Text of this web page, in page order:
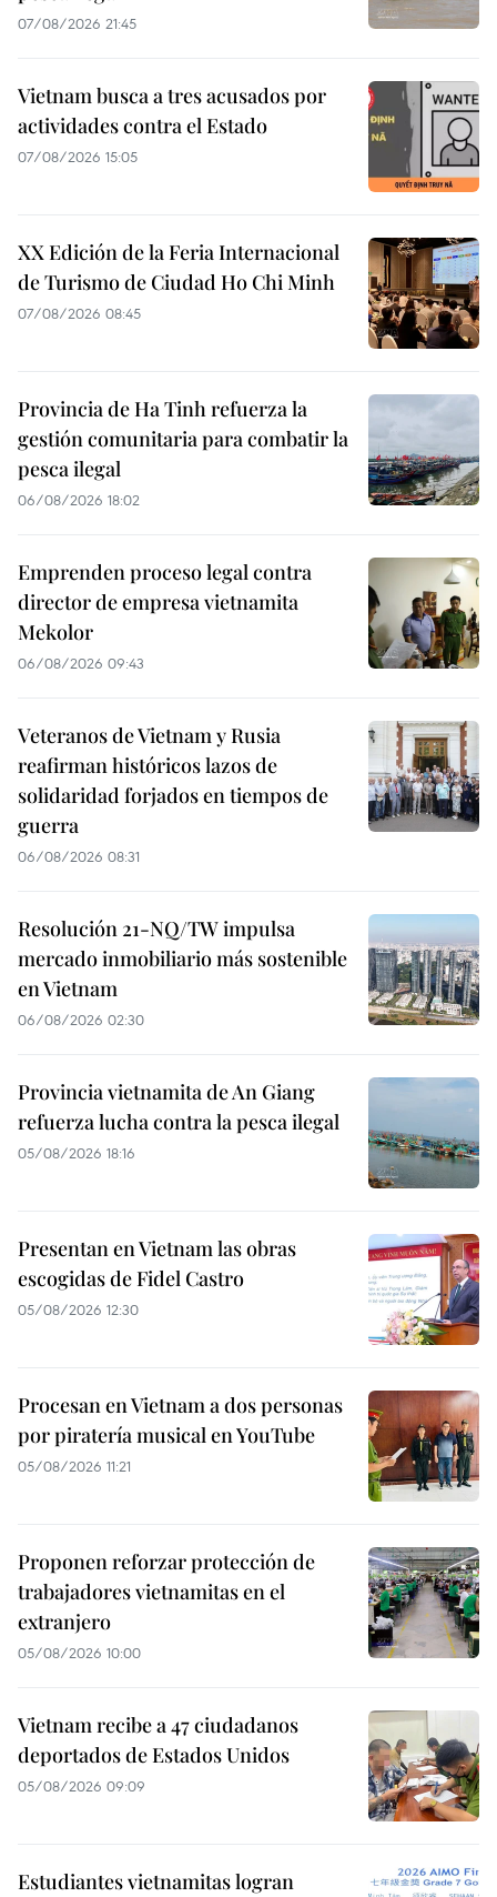
07/08/2026 21:45
Vietnam busca a tres acusados por
actividades contra el Estado
07/08/2026 15:05
XX Edición de la Feria Internacional
de Turismo de Ciudad Ho Chi Minh
07/08/2026 08:45
Provincia de Ha Tinh refuerza la
gestión comunitaria para combatir la
pesca ilegal
06/08/2026 18:02
Emprenden proceso legal contra
director de empresa vietnamita
Mekolor
06/08/2026 09:43
Veteranos de Vietnam y Rusia
reafirman históricos lazos de
solidaridad forjados en tiempos de
guerra
06/08/2026 08:31
Resolución 21-NQ/TW impulsa
mercado inmobiliario más sostenible
en Vietnam
06/08/2026 02:30
Provincia vietnamita de An Giang
refuerza lucha contra la pesca ilegal
05/08/2026 18:16
Presentan en Vietnam las obras
escogidas de Fidel Castro
05/08/2026 12:30
Procesan en Vietnam a dos personas
por piratería musical en YouTube
05/08/2026 11:21
Proponen reforzar protección de
trabajadores vietnamitas en el
extranjero
05/08/2026 10:00
Vietnam recibe a 47 ciudadanos
deportados de Estados Unidos
05/08/2026 09:09
Estudiantes vietnamitas logran